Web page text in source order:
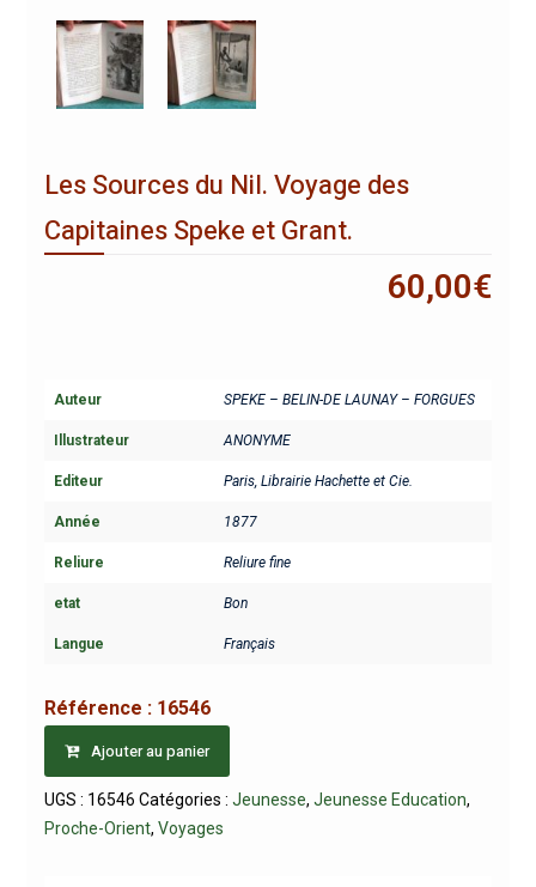
Les Sources du Nil. Voyage des
Capitaines Speke et Grant.
60,00€
Auteur SPEKE – BELIN-DE LAUNAY – FORGUES
Illustrateur ANONYME
Editeur Paris, Librairie Hachette et Cie.
Année 1877
Reliure Reliure fine
etat Bon
Langue Français
Référence : 16546
Ajouter au panier
UGS : 16546 Catégories : Jeunesse, Jeunesse Education,
Proche-Orient, Voyages